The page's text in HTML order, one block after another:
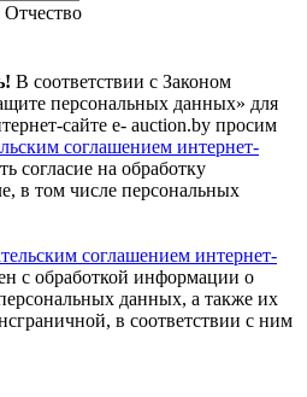
Отчество
В соответствии с Законом
персональных данных» для
сайте e- auction.by просим
соглашением интернет-
согласие на обработку
в том числе персональных
соглашением интернет-
с обработкой информации о
данных, а также их
в соответствии с ним